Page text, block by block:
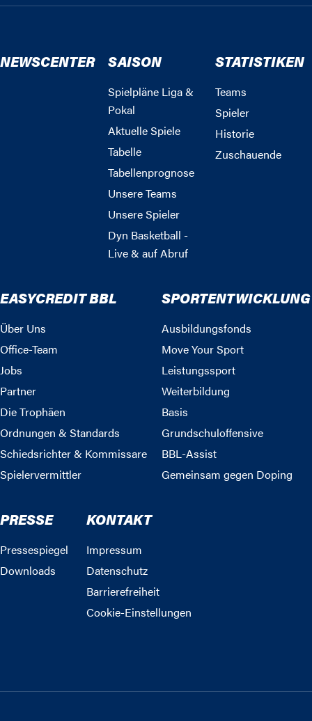
NEWSCENTER SAISON
Spielpläne Liga &
Pokal
Aktuelle Spiele
Tabelle
Tabellenprognose
Unsere Teams
Unsere Spieler
Dyn Basketball -
Live & auf Abruf
STATISTIKEN
Teams
Spieler
Historie
Zuschauende
EASYCREDIT BBL
Über Uns
Office-Team
Jobs
Partner
Die Trophäen
Ordnungen & Standards
Schiedsrichter & Kommissare
Spielervermittler
SPORTENTWICKLUNG
Ausbildungsfonds
Move Your Sport
Leistungssport
Weiterbildung
Basis
Grundschuloffensive
BBL-Assist
Gemeinsam gegen Doping
PRESSE
Pressespiegel
Downloads
KONTAKT
Impressum
Datenschutz
Barrierefreiheit
Cookie-Einstellungen